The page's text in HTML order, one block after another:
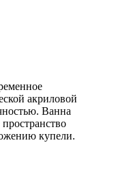
акриловой
Ванна
купели.